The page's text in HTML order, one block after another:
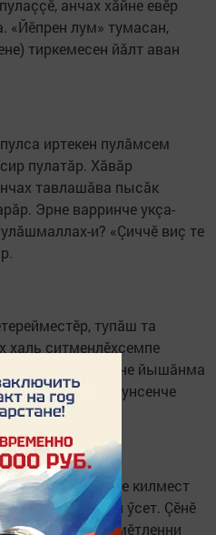
анчах хăйне евӗр
«Йӗпрен лум» тумасан,
тиркемесен йăлт аван
иртекен пулăмсем
пулатăр. Хăвăр
тавлашăва пысăк
Эрне варринче укçа-
и? «Çиччӗ виç те
тупăш та
халь çитменлӗхсемпе
çынсен пулăшăвне йышăнма
çак кунсенче
пăрахӗç.
тени тӗрӗсе килмест
те кунран кун ӳсет. Çӗнӗ
тăраççӗ. Ӗмӗтленни